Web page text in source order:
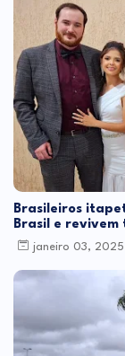
Brasileiros
Brasil e revivem
janeiro 03, 2025